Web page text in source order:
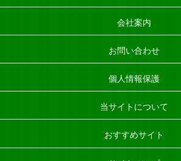
会社案内
お問い合わせ
個人情報保護
当サイトについて
おすすめサイト